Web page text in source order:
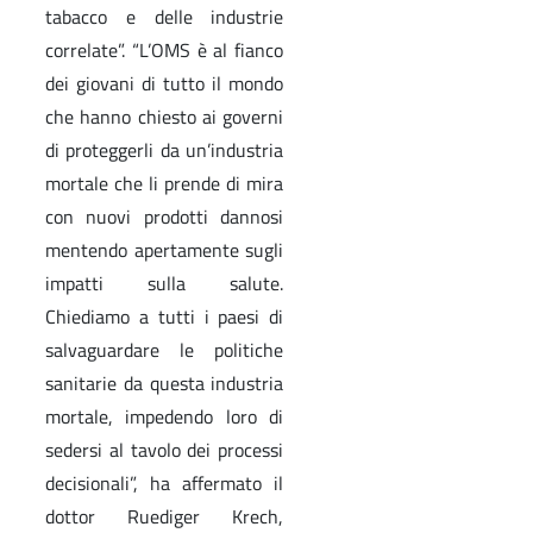
tabacco e delle industrie
correlate”. “L’OMS è al fianco
dei giovani di tutto il mondo
che hanno chiesto ai governi
di proteggerli da un’industria
mortale che li prende di mira
con nuovi prodotti dannosi
mentendo apertamente sugli
impatti sulla salute.
Chiediamo a tutti i paesi di
salvaguardare le politiche
sanitarie da questa industria
mortale, impedendo loro di
sedersi al tavolo dei processi
decisionali”, ha affermato il
dottor Ruediger Krech,